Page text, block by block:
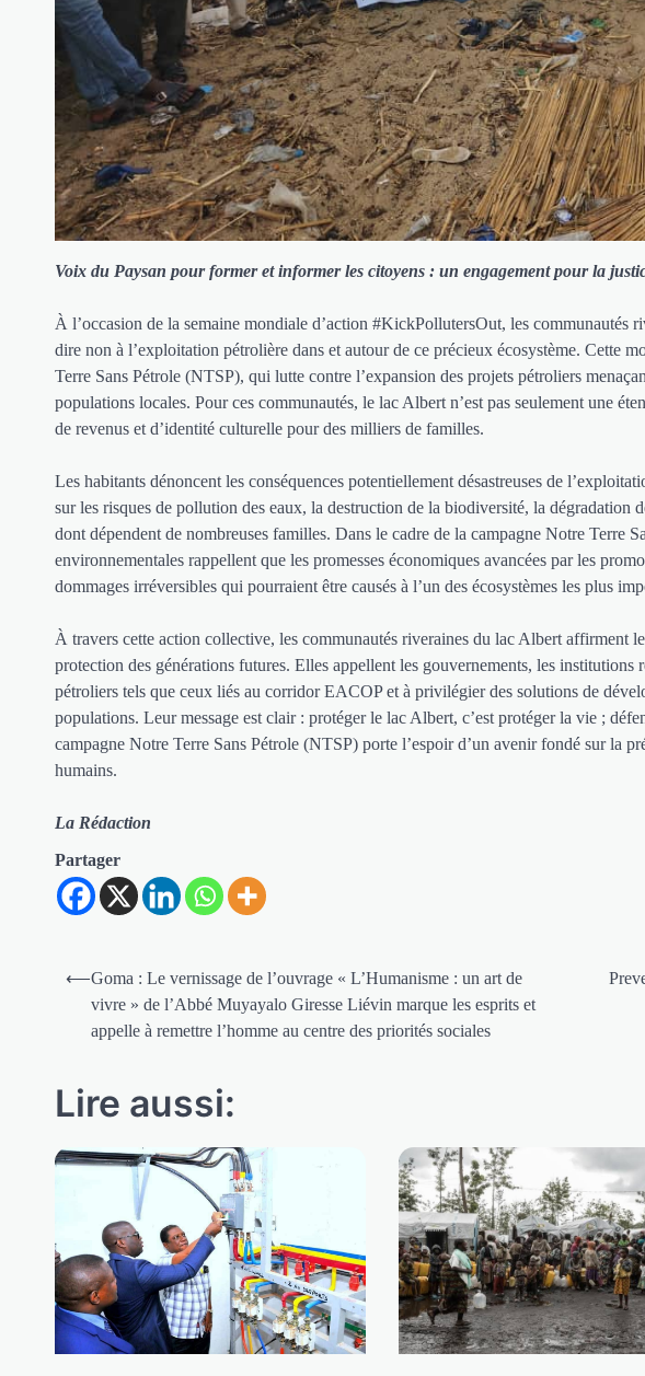
Voix du Paysan pour former et informer les citoyens : un engagement pour la
À l’occasion de la semaine mondiale d’action #KickPollutersOut, les
dire non à l’exploitation pétrolière dans et autour de ce précieux écosystème. Cette
Terre Sans Pétrole (NTSP), qui lutte contre l’expansion des projets pétroliers
populations locales. Pour ces communautés, le lac Albert n’est pas seulement une
de revenus et d’identité culturelle pour des milliers de familles.
Les habitants dénoncent les conséquences potentiellement désastreuses de
sur les risques de pollution des eaux, la destruction de la biodiversité, la dégradation
dont dépendent de nombreuses familles. Dans le cadre de la campagne Notre Terre
environnementales rappellent que les promesses économiques avancées par les
dommages irréversibles qui pourraient être causés à l’un des écosystèmes les plus
À travers cette action collective, les communautés riveraines du lac Albert affirment
protection des générations futures. Elles appellent les gouvernements, les institutions
pétroliers tels que ceux liés au corridor EACOP et à privilégier des solutions de
populations. Leur message est clair : protéger le lac Albert, c’est protéger la vie ;
campagne Notre Terre Sans Pétrole (NTSP) porte l’espoir d’un avenir fondé sur la
humains.
La Rédaction
Partager
Navigation
l’article
⟵Goma : Le vernissage de l’ouvrage « L’Humanisme : un art de
vivre » de l’Abbé Muyayalo Giresse Liévin marque les esprits et
appelle à remettre l’homme au centre des priorités sociales
Lire aussi: